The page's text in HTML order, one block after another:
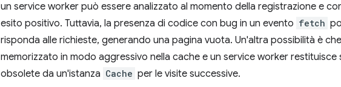
un service worker può essere analizzato al momento della registrazione e
esito positivo. Tuttavia, la presenza di codice con bug in un evento fetch
risponda alle richieste, generando una pagina vuota. Un'altra possibilità è
memorizzato in modo aggressivo nella cache e un service worker
obsolete da un'istanza Cache per le visite successive.